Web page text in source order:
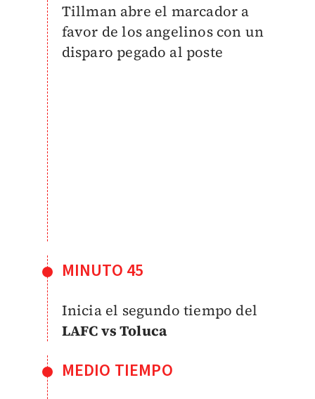
Tillman abre el marcador a
favor de los angelinos con un
disparo pegado al poste
MINUTO 45
Inicia el segundo tiempo del
LAFC vs Toluca
MEDIO TIEMPO